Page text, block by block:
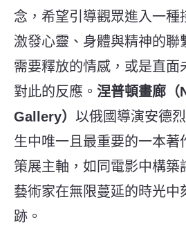
念，希望引導觀眾進入一
激發心靈、身體與精神的聯
需要釋放的情感，或是直面
對此的反應。 涅普頓畫廊（
Gallery） 以俄國導演安德
生中唯一且最重要的一本著
策展主軸，如同電影中構築
藝術家在無限蔓延的時光中
跡。